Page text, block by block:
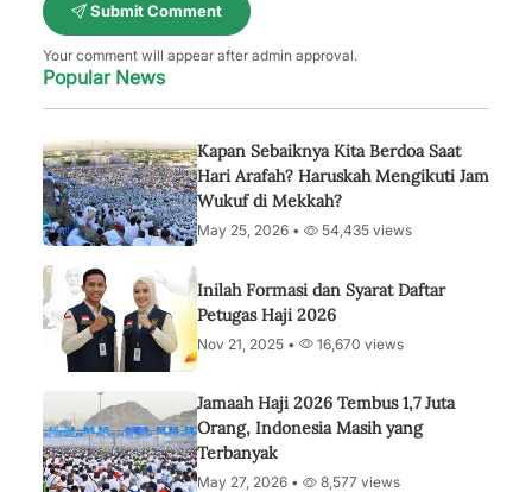
Submit Comment
Your comment will appear after admin approval.
Popular News
Kapan Sebaiknya Kita Berdoa Saat
Hari Arafah? Haruskah Mengikuti Jam
Wukuf di Mekkah?
May 25, 2026 • 54,435 views
Inilah Formasi dan Syarat Daftar
Petugas Haji 2026
Nov 21, 2025 • 16,670 views
Jamaah Haji 2026 Tembus 1,7 Juta
Orang, Indonesia Masih yang
Terbanyak
May 27, 2026 • 8,577 views